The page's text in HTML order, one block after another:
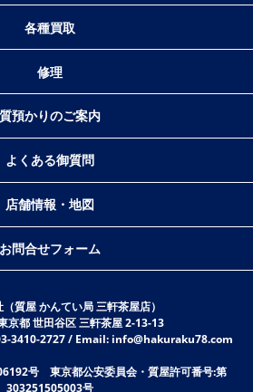
各種買取
修理
質預かりのご案内
よくある御質問
店舗情報・地図
お問合せフォーム
質屋 かんてい局 三軒茶屋店）
京都 世田谷区 三軒茶屋 2-13-13
3410-2727 / Email: info@hakuraku78.com
号 東京都公安委員会・質屋許可番号:第
303251505003号